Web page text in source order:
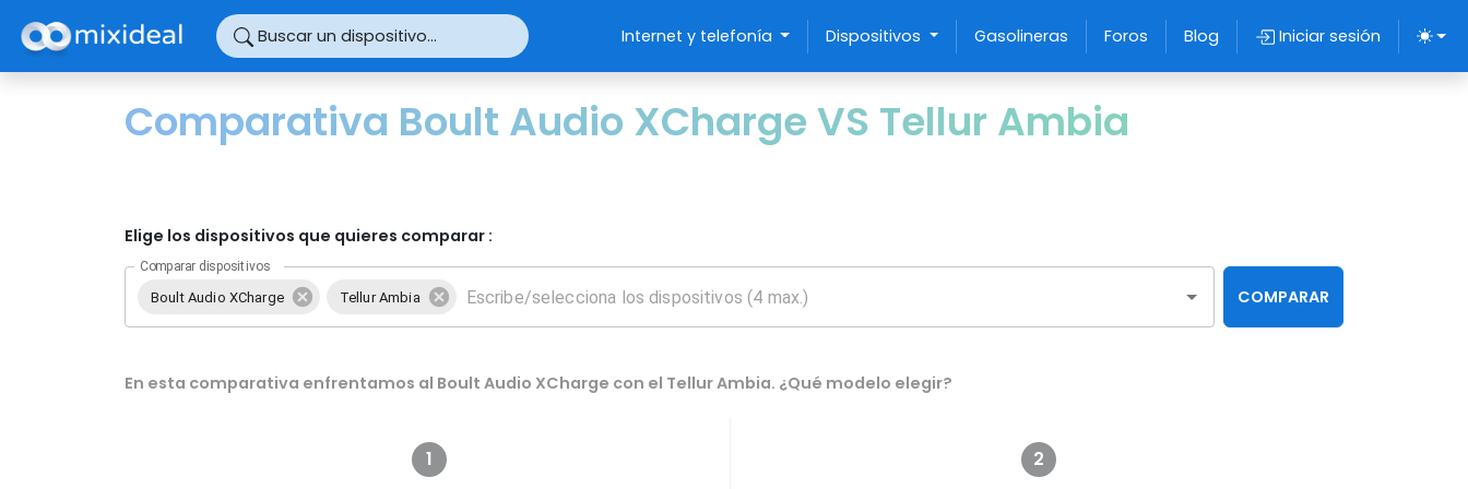
Buscar un dispositivo... Internet y telefonía Dispositivos Gasolineras Foros Blog Iniciar sesión
Comparativa Boult Audio XCharge VS Tellur Ambia
Elige los dispositivos que quieres comparar :
Comparar dispositivos
Boult Audio XCharge Tellur Ambia COMPARAR
En esta comparativa enfrentamos al Boult Audio XCharge con el Tellur Ambia. ¿Qué modelo elegir?
1
2